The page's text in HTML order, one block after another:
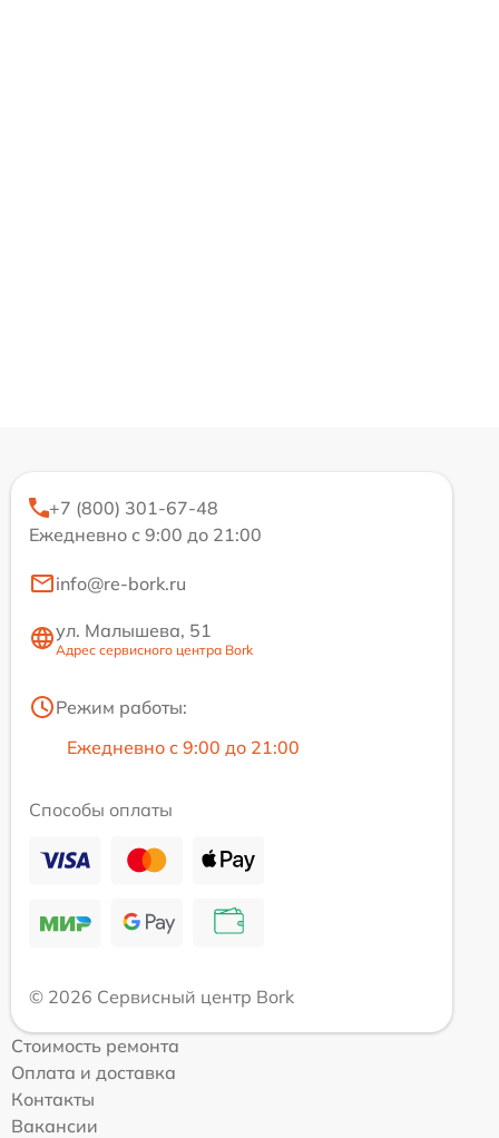
+7 (800) 301-67-48
Ежедневно с 9:00 до 21:00
info@re-bork.ru
ул. Малышева, 51
Адрес сервисного центра Bork
Режим работы:
Ежедневно с 9:00 до 21:00
Способы оплаты
© 2026 Сервисный центр Bork
Стоимость ремонта
Оплата и доставка
Контакты
Вакансии